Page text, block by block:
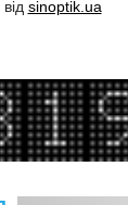
sinoptik.ua